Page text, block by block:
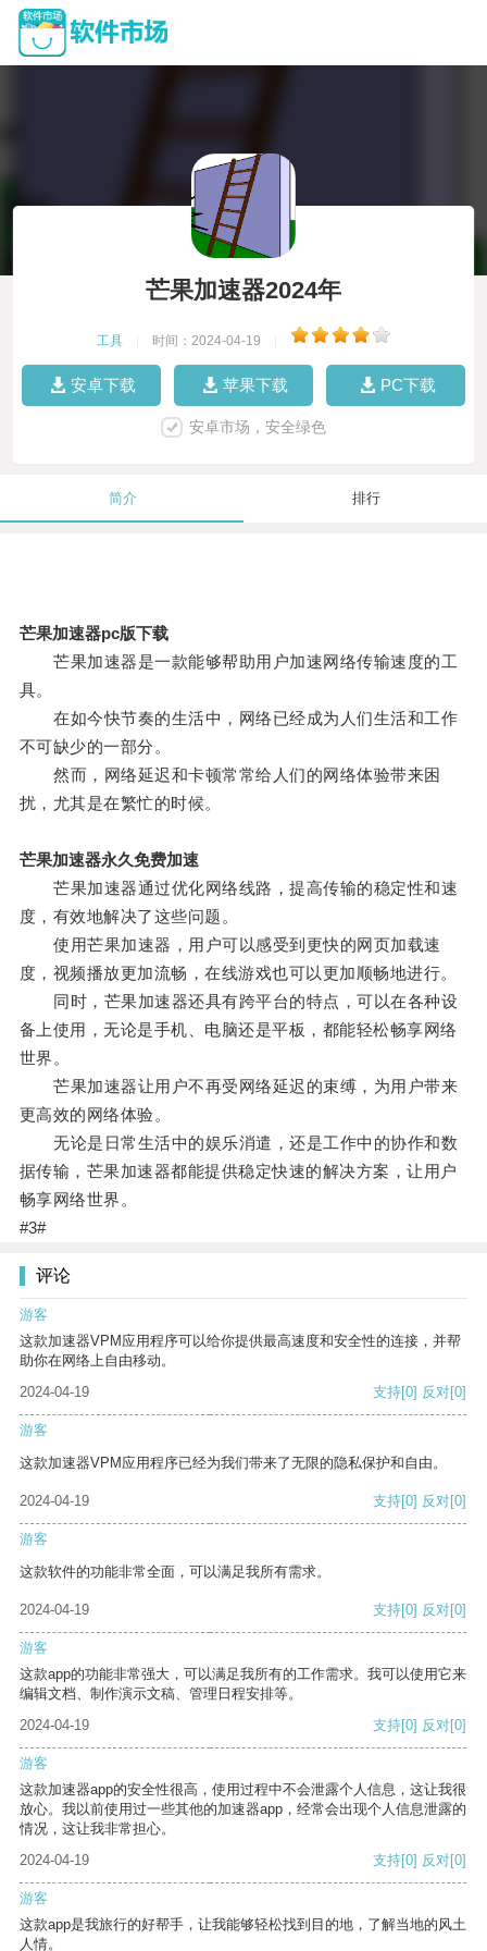
芒果加速器2024年
工具 时间：2024-04-19
安卓下载 苹果下载 PC下载
安卓市场，安全绿色
简介 排行
芒果加速器pc版下载
芒果加速器是一款能够帮助用户加速网络传输速度的工
具。
在如今快节奏的生活中，网络已经成为人们生活和工作
不可缺少的一部分。
然而，网络延迟和卡顿常常给人们的网络体验带来困
扰，尤其是在繁忙的时候。
芒果加速器永久免费加速
芒果加速器通过优化网络线路，提高传输的稳定性和速
度，有效地解决了这些问题。
使用芒果加速器，用户可以感受到更快的网页加载速
度，视频播放更加流畅，在线游戏也可以更加顺畅地进行。
同时，芒果加速器还具有跨平台的特点，可以在各种设
备上使用，无论是手机、电脑还是平板，都能轻松畅享网络
世界。
芒果加速器让用户不再受网络延迟的束缚，为用户带来
更高效的网络体验。
无论是日常生活中的娱乐消遣，还是工作中的协作和数
据传输，芒果加速器都能提供稳定快速的解决方案，让用户
畅享网络世界。
#3#
评论
游客
这款加速器VPM应用程序可以给你提供最高速度和安全性的连接，并帮
助你在网络上自由移动。
2024-04-19
支持[0] 反对[0]
游客
这款加速器VPM应用程序已经为我们带来了无限的隐私保护和自由。
2024-04-19 支持[0] 反对[0]
游客
这款软件的功能非常全面，可以满足我所有需求。
2024-04-19 支持[0] 反对[0]
游客
这款app的功能非常强大，可以满足我所有的工作需求。我可以使用它来
编辑文档、制作演示文稿、管理日程安排等。
2024-04-19
支持[0] 反对[0]
游客
这款加速器app的安全性很高，使用过程中不会泄露个人信息，这让我很
放心。我以前使用过一些其他的加速器app，经常会出现个人信息泄露的
情况，这让我非常担心。
2024-04-19
支持[0] 反对[0]
游客
这款app是我旅行的好帮手，让我能够轻松找到目的地，了解当地的风土
人情。